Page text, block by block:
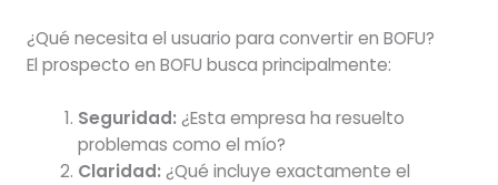
¿Qué necesita el usuario para convertir en BOFU?
El prospecto en BOFU busca principalmente:
Seguridad: ¿Esta empresa ha resuelto
problemas como el mío?
Claridad: ¿Qué incluye exactamente el